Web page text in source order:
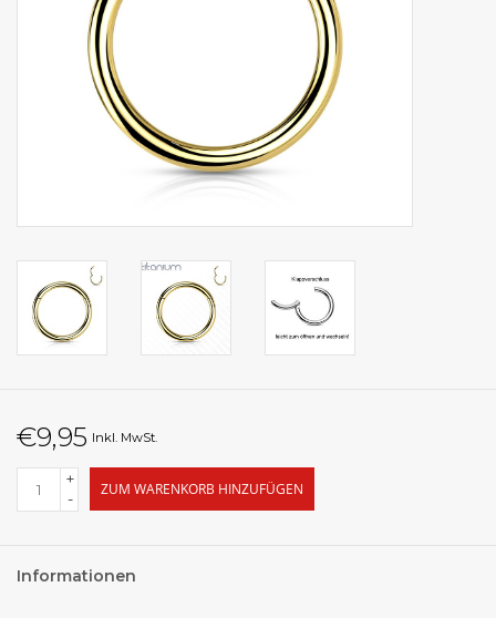
€9,95 Inkl. MwSt.
+
-
ZUM WARENKORB HINZUFÜGEN
Informationen